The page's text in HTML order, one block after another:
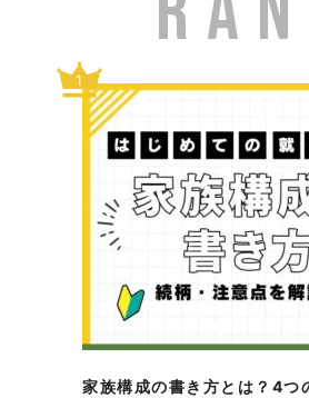
家族構成の書き方とは？4つ
1